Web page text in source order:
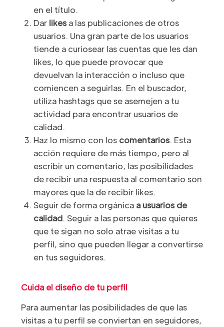
en el título.
Dar likesa las publicaciones de otros
usuarios. Una gran parte de los usuarios
tiende a curiosear las cuentas que les dan
likes, lo que puede provocar que
devuelvan la interacción o incluso que
comiencen a seguirlas. En el buscador,
utiliza hashtags que se asemejen a tu
actividad para encontrar usuarios de
calidad.
Haz lo mismo con los comentarios. Esta
acción requiere de más tiempo, pero al
escribir un comentario, las posibilidades
de recibir una respuesta al comentario son
mayores que la de recibir likes.
Seguir de forma orgánica a usuarios de
calidad. Seguir a las personas que quieres
que te sigan no solo atrae visitas a tu
perfil, sino que pueden llegar a convertirse
en tus seguidores.
Cuida el diseño de tu perfil
Para aumentar las posibilidades de que las
visitas a tu perfil se conviertan en seguidores,